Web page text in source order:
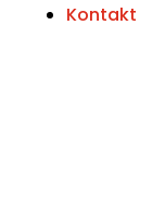
Kontakt